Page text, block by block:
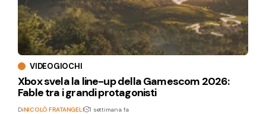
VIDEOGIOCHI
Xbox svela la line-up della Gamescom 2026:
Fable tra i grandi protagonisti
DiNICOLÒ FRATANGELI 1 settimana fa